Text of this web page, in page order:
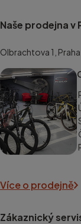
Naše prodejna v
Olbrachtova 1,
Více o prodejně
Zákaznický